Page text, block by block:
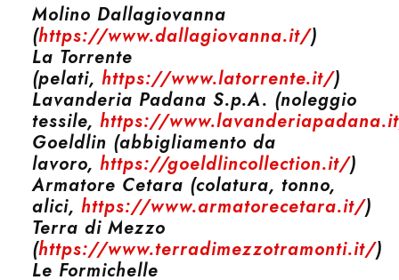
Molino Dallagiovanna
(https://www.dallagiovanna.it/)
La Torrente
(pelati, https://www.latorrente.it/)
Lavanderia Padana S.p.A. (noleggio
tessile, https://
Goeldlin (abbigliamento da
lavoro, https://goeldlincollection.it/)
Armatore Cetara (colatura, tonno,
alici, https://www.armatorecetara.it/)
Terra di Mezzo
(https://www.terradimezzotramonti.it/)
Le Formichelle